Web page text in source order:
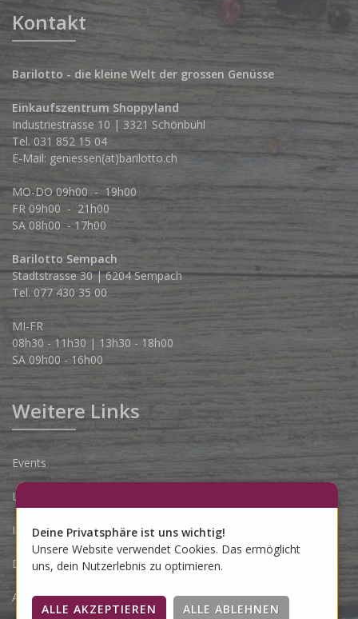
Kontakt
Barilotto - die kleine Welt der grossen Genüsse
Einkaufszentrum Shoppyland
Industriestrasse 10 | 3321 Schönbühl
Tel. 031 852 15 04
E-Mail: geniessen(at)barilotto.ch
MO-DO 09h00 - 19h00
FR 09h00 - 21h00
SA 08h00 - 17h00
Barilotto Sempach
Stadtstrasse 30 | 6204 Sempach
Tel. 077 430 35 00
MI-FR
08h30 - 11h30 | 13h30 - 18h00
SA 09h00 - 16h00
Weitere Links
Events
Lieferbedingungen
Impressum
Datenschutzerklärung
AGB
Deine Privatsphäre ist uns wichtig!
Unsere Website verwendet Cookies. Das ermöglicht
uns, dein Nutzerlebnis zu optimieren.